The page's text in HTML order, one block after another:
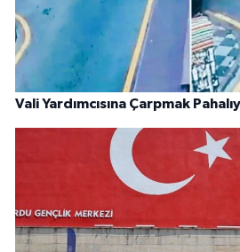
Vali Yardımcısına Çarpmak